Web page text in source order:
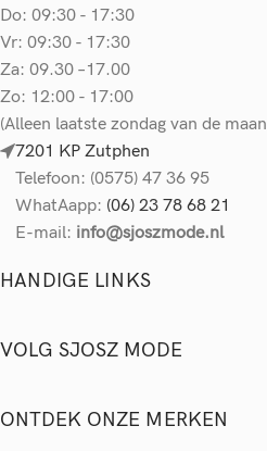
Do: 09:30 - 17:30
Vr: 09:30 - 17:30
Za: 09.30 –17.00
Zo: 12:00 - 17:00
(Alleen laatste zondag van de
7201 KP Zutphen
Telefoon: (0575) 47 36 95
WhatAapp: (06) 23 78 68 21
E-mail: info@sjoszmode.nl
HANDIGE LINKS
VOLG SJOSZ MODE
ONTDEK ONZE MERKEN